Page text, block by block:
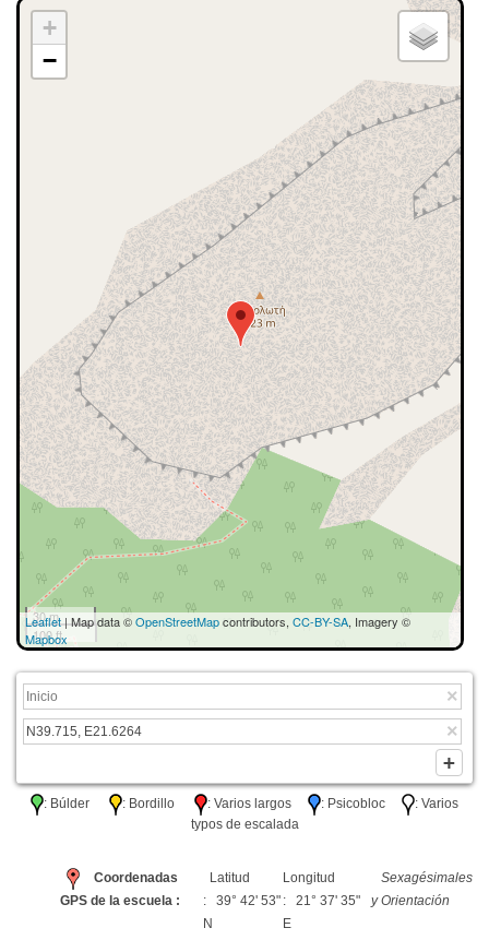
+
−
30 m
100 ft
Leaflet| Map data ©OpenStreetMapcontributors, CC-BY-SA, Imagery ©
Mapbox
: Búlder : Bordillo : Varios largos : Psicobloc
: Varios
typos de escalada
Coordenadas
GPS de la escuela :
Latitud
: 39° 42' 53"
N
Longitud
: 21° 37' 35"
E
Sexagésimales
y Orientación